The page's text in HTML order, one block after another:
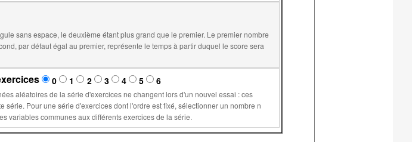
sans espace, le deuxième étant plus grand que le premier. Le premier nombre
0 1 2 3 4 5 6
un nombre n
supérieur ou égal à 1 permet de plus de conserver les mêmes valeurs pour les variables communes aux différents exercices de la série.